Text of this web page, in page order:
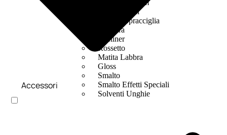
Bb E Cc Cream
Matita Occhi
Matita Sopracciglia
Mascara
Eyeliner
Rossetto
Matita Labbra
Gloss
Smalto
Smalto Effetti Speciali
Solventi Unghie
Accessori